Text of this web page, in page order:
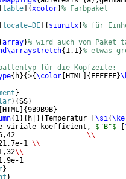
table {xcolor}% Farbpaket
locale=DE { siunitx}% für
array}% wird auch vom Paket
{ 1.1}% etwas
für die Kopfzeile:
{ h}{>{\color HTML { FFFFFF}
}
}{SS}
HTML {9B9B9B}
{ 1}{ h| }{Temperatur \si{
viriale koefficient,
$"B"$
& -6,42
\\
1
\\
\\
1
}